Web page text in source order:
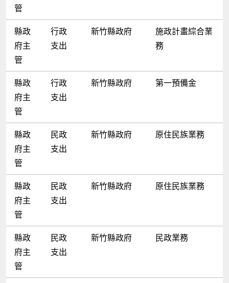
管
縣政
府主
管
行政
支出
新竹縣政府
施政計畫綜合業
務
縣政
府主
管
行政
支出
新竹縣政府 第一預備金
縣政
府主
管
民政
支出
新竹縣政府 原住民族業務
縣政
府主
管
民政
支出
新竹縣政府 原住民族業務
縣政
府主
管
民政
支出
新竹縣政府 民政業務